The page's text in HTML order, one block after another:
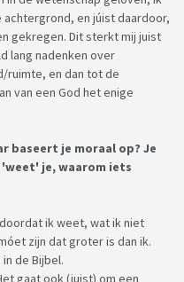
en júist daardoor,
gekregen. Dit sterkt mij juist
lang nadenken over
ruimte, en dan tot de
van een God het enige
baseert je moraal op? Je
je, waarom iets
ik weet, wat ik niet
zijn dat groter is dan ik.
de Bijbel.
gaat ook (juist) om een